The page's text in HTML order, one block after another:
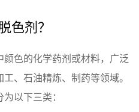
色剂？
色的化学药剂或材料，广泛
、石油精炼、制药等领域。
以下三类：